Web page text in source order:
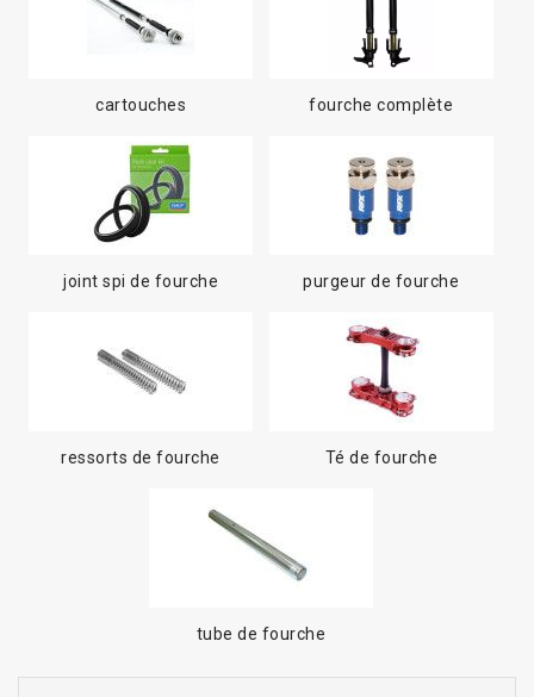
cartouches fourche complète
joint spi de fourche purgeur de fourche
ressorts de fourche Té de fourche
tube de fourche